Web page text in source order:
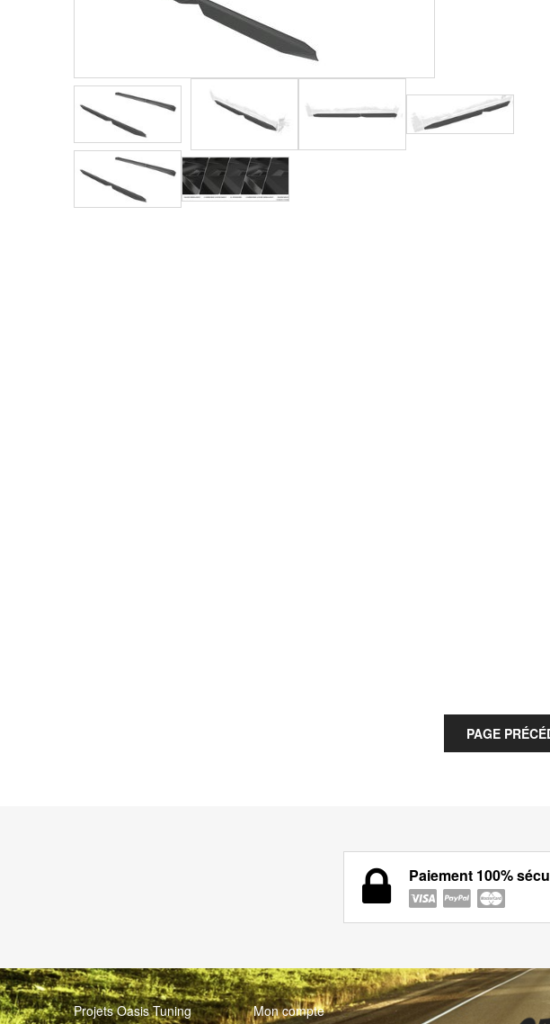
Paiement 100%
Projets Oasis Tuning Mon compte